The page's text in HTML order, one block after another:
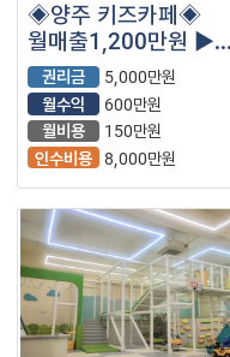
◈양주 키즈카페◈
월매출1,200만원 ▶
순수익 600만원◀
소자본추천! 초보창업
추천
권리금
5,000만원
월수익
600만원
월비용
150만원
인수비용 8,000만원